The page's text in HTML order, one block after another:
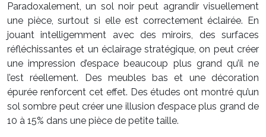
Paradoxalement, un sol noir peut agrandir visuellement
une pièce, surtout si elle est correctement éclairée. En
jouant intelligemment avec des miroirs, des surfaces
réfléchissantes et un éclairage stratégique, on peut créer
une impression d’espace beaucoup plus grand qu’il ne
l’est réellement. Des meubles bas et une décoration
épurée renforcent cet effet. Des études ont montré qu’un
sol sombre peut créer une illusion d’espace plus grand de
10 à 15% dans une pièce de petite taille.